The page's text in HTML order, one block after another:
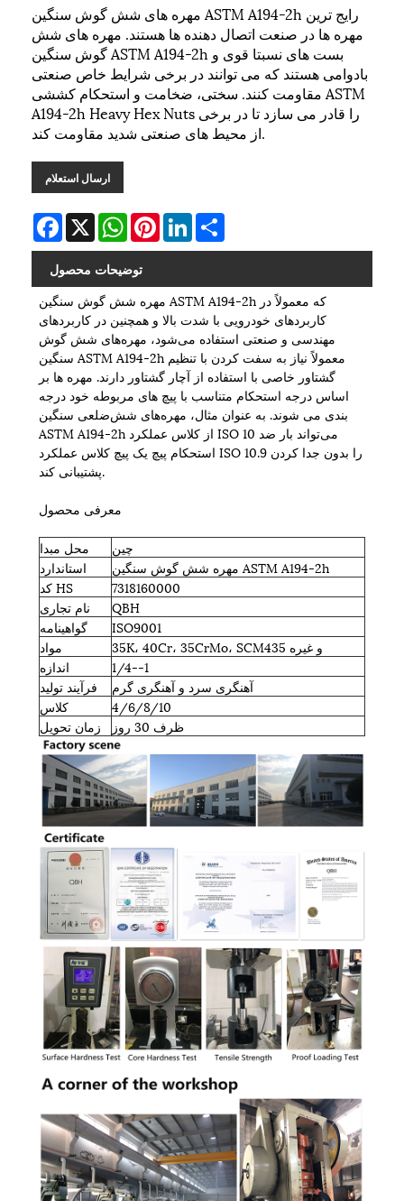
مهره های شش گوش سنگین ASTM A194-2h رایج ترین
مهره ها در صنعت اتصال دهنده ها هستند. مهره های شش
گوش سنگین ASTM A194-2h بست های نسبتا قوی و
بادوامی هستند که می توانند در برخی شرایط خاص صنعتی
مقاومت کنند. سختی، ضخامت و استحکام کششی ASTM
A194-2h Heavy Hex Nuts را قادر می سازد تا در برخی
از محیط های صنعتی شدید مقاومت کند.
ارسال استعلام
Facebook
X WhatsAppPinterestLinkedIn
توضیحات محصول
مهره شش گوش سنگین ASTM A194-2h که معمولاً در
کاربردهای خودرویی با شدت بالا و همچنین در کاربردهای
مهندسی و صنعتی استفاده می‌شود، مهره‌های شش گوش
سنگین ASTM A194-2h معمولاً نیاز به سفت کردن با تنظیم
گشتاور خاصی با استفاده از آچار گشتاور دارند. مهره ها بر
اساس درجه استحکام متناسب با پیچ های مربوطه خود درجه
بندی می شوند. به عنوان مثال، مهره‌های شش‌ضلعی سنگین
ASTM A194-2h از کلاس عملکرد ISO 10 می‌تواند بار ضد
استحکام پیچ یک پیچ کلاس عملکرد ISO 10.9 را بدون جدا کردن
پشتیبانی کند.
معرفی محصول
محل مبدا
چین
استاندارد
مهره شش گوش سنگین ASTM A194-2h
کد HS
7318160000
نام تجاری
QBH
گواهینامه
ISO9001
مواد
35K، 40Cr، 35CrMo، SCM435 و غیره
اندازه
1/4--1
فرآیند تولید
آهنگری سرد و آهنگری گرم
کلاس
4/6/8/10
زمان تحویل
ظرف 30 روز